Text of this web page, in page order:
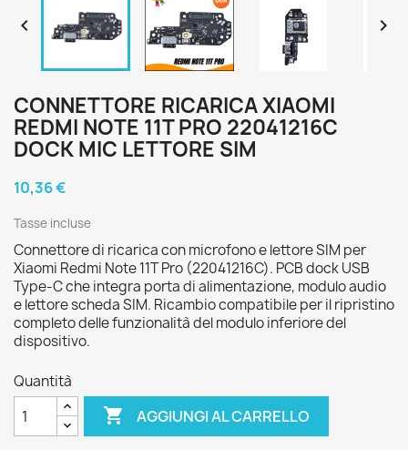
 
CONNETTORE RICARICA XIAOMI
REDMI NOTE 11T PRO 22041216C
DOCK MIC LETTORE SIM
10,36 €
Tasse incluse
Connettore di ricarica con microfono e lettore SIM per
Xiaomi Redmi Note 11T Pro (22041216C). PCB dock USB
Type-C che integra porta di alimentazione, modulo audio
e lettore scheda SIM. Ricambio compatibile per il ripristino
completo delle funzionalità del modulo inferiore del
dispositivo.
Quantità
 AGGIUNGI AL CARRELLO